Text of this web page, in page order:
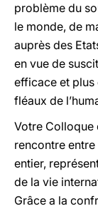
problème du
le monde, de
auprès des
en vue de
efficace et
fléaux de
Votre Colloque
rencontre entre
entier,
de la vie
Grâce a la